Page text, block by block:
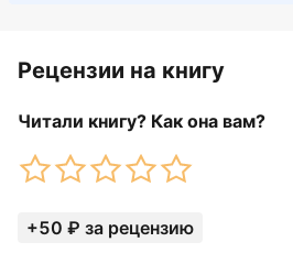
Рецензии на книгу
Читали книгу? Как она вам?
+50 ₽ за рецензию